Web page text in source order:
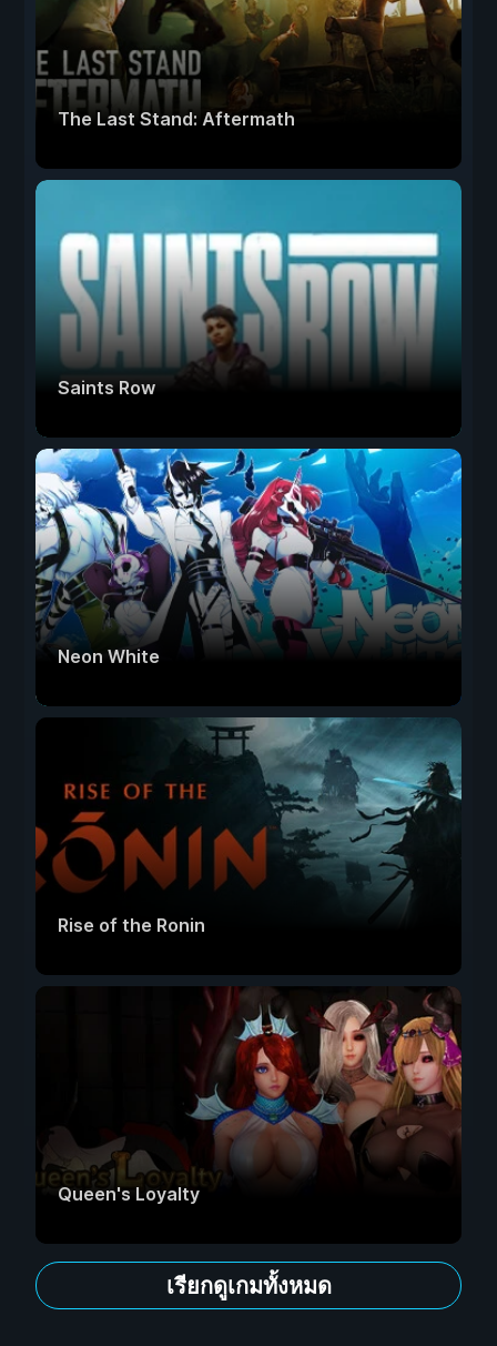
The Last Stand: Aftermath
Saints Row
Neon White
Rise of the Ronin
Queen's Loyalty
เรียกดูเกมทั้งหมด